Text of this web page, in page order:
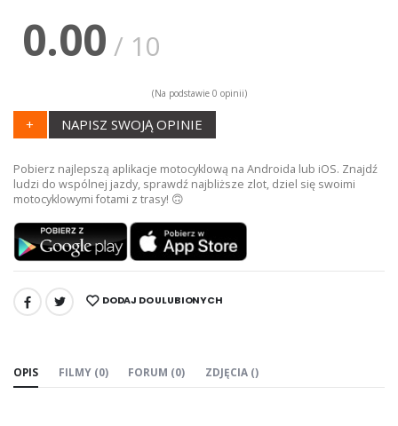
0.00 / 10
(Na podstawie 0 opinii)
+ NAPISZ SWOJĄ OPINIE
Pobierz najlepszą aplikacje motocyklową na Androida lub iOS. Znajdź
ludzi do wspólnej jazdy, sprawdź najbliższe zlot, dziel się swoimi
motocyklowymi fotami z trasy! 🙃
UDOSTĘPNIJ: DODAJ DO ULUBIONYCH
OPIS FILMY (0) FORUM (0) ZDJĘCIA ()